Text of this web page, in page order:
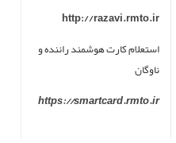
http://razavi.rmto.ir
استعلام کارت هوشمند راننده و
ناوگان
https://smartcard.rmto.ir